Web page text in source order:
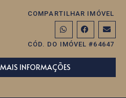
COMPARTILHAR IMÓVEL
CÓD. DO IMÓVEL #64647
INFORMAÇÕES